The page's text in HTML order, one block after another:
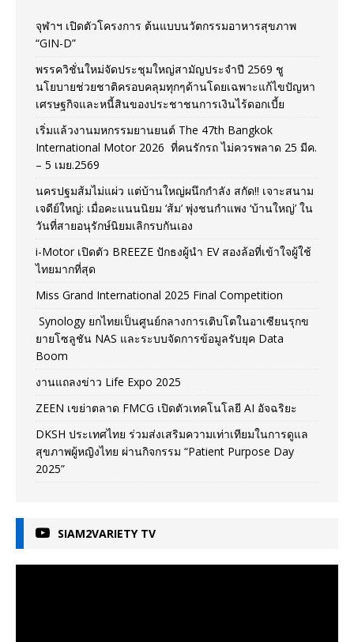
จุฬาฯ เปิดตัวโครงการ ต้นแบบนวัตกรรมอาหารสุขภาพ
“GIN-D”
พรรควิชั่นใหม่จัดประชุมใหญ่สามัญประจำปี 2569 ชู
นโยบายช่วยชาติครอบคลุมทุกๆด้านโดยเฉพาะแก้ไขปัญหา
เศรษฐกิจและหนี้สินของประชาชนการเงินไร้ดอกเบี้ย
เริ่มแล้วงานมหกรรมยานยนต์ The 47th Bangkok
International Motor 2026 ที่คนรักรถ ไม่ควรพลาด 25 มีค.
– 5 เมย.2569
นครปฐมส้มไม่แผ่ว แต่บ้านใหญ่ผนึกกำลัง สกัด!! เจาะสนาม
เจดีย์ใหญ่: เมื่อคะแนนนิยม ‘ส้ม’ พุ่งชนกำแพง ‘บ้านใหญ่’ ใน
วันที่สายอนุรักษ์นิยมเลิกรบกันเอง
i-Motor เปิดตัว BREEZE ปักธงผู้นำ EV สองล้อที่เข้าใจผู้ใช้
ไทยมากที่สุด
Miss Grand International 2025 Final Competition
Synology ยกไทยเป็นศูนย์กลางการเติบโตในอาเซียนรุกข
ยายโซลูชัน NAS และระบบจัดการข้อมูลรับยุค Data
Boom
งานแถลงข่าว Life Expo 2025
ZEEN เขย่าตลาด FMCG เปิดตัวเทคโนโลยี AI อัจฉริยะ
DKSH ประเทศไทย ร่วมส่งเสริมความเท่าเทียมในการดูแล
สุขภาพผู้หญิงไทย ผ่านกิจกรรม “Patient Purpose Day
2025”
SIAM2VARIETY TV